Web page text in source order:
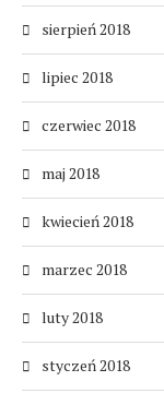
sierpień 2018
lipiec 2018
czerwiec 2018
maj 2018
kwiecień 2018
marzec 2018
luty 2018
styczeń 2018